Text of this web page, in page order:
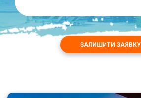
ЗАЛИШИТИ ЗАЯВКУ